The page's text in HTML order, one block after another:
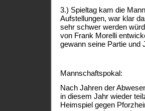
3.) Spieltag kam die
Aufstellungen, war klar
sehr schwer werden
von Frank Morelli
gewann seine Partie und
Mannschaftspokal:
Nach Jahren der
in diesem Jahr wieder
Heimspiel gegen